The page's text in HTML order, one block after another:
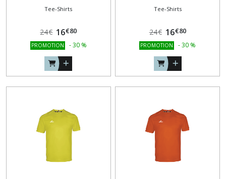
Tee-Shirts
24€ 16€80
PROMOTION -30 %
Tee-Shirts
24€ 16€80
PROMOTION -30 %